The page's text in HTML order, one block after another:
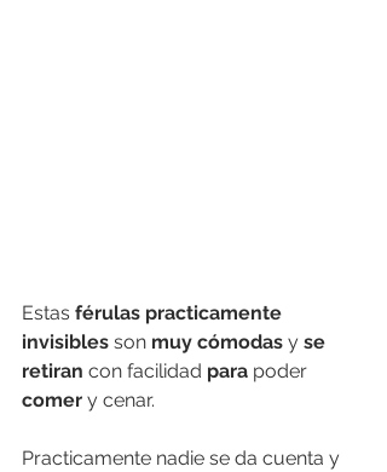
Estas férulas practicamente
invisibles son muy cómodas y se
retiran con facilidad para poder
comer y cenar.
Practicamente nadie se da cuenta y